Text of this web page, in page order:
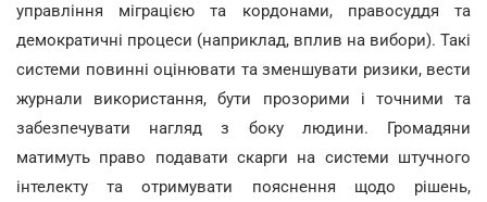
управління міграцією та кордонами, правосуддя та
демократичні процеси (наприклад, вплив на вибори). Такі
системи повинні оцінювати та зменшувати ризики, вести
журнали використання, бути прозорими і точними та
забезпечувати нагляд з боку людини. Громадяни
матимуть право подавати скарги на системи штучного
інтелекту та отримувати пояснення щодо рішень,